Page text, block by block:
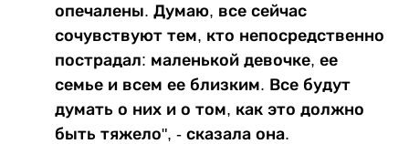
опечалены. Думаю, все сейчас
сочувствуют тем, кто непосредственно
пострадал: маленькой девочке, ее
семье и всем ее близким. Все будут
думать о них и о том, как это должно
быть тяжело", - сказала она.